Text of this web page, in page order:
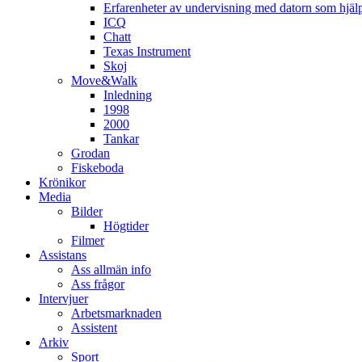
Erfarenheter av undervisning med datorn som
ICQ
Chatt
Texas Instrument
Skoj
Move&Walk
Inledning
1998
2000
Tankar
Grodan
Fiskeboda
Krönikor
Media
Bilder
Högtider
Filmer
Assistans
Ass allmän info
Ass frågor
Intervjuer
Arbetsmarknaden
Assistent
Arkiv
Sport